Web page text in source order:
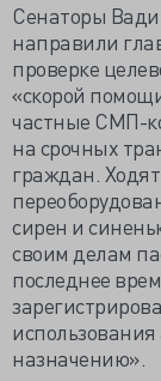
Сенаторы
направили
проверке
«скорой
частные СМП-
на срочных
граждан.
сирен и
своим делам
последнее
назначению».